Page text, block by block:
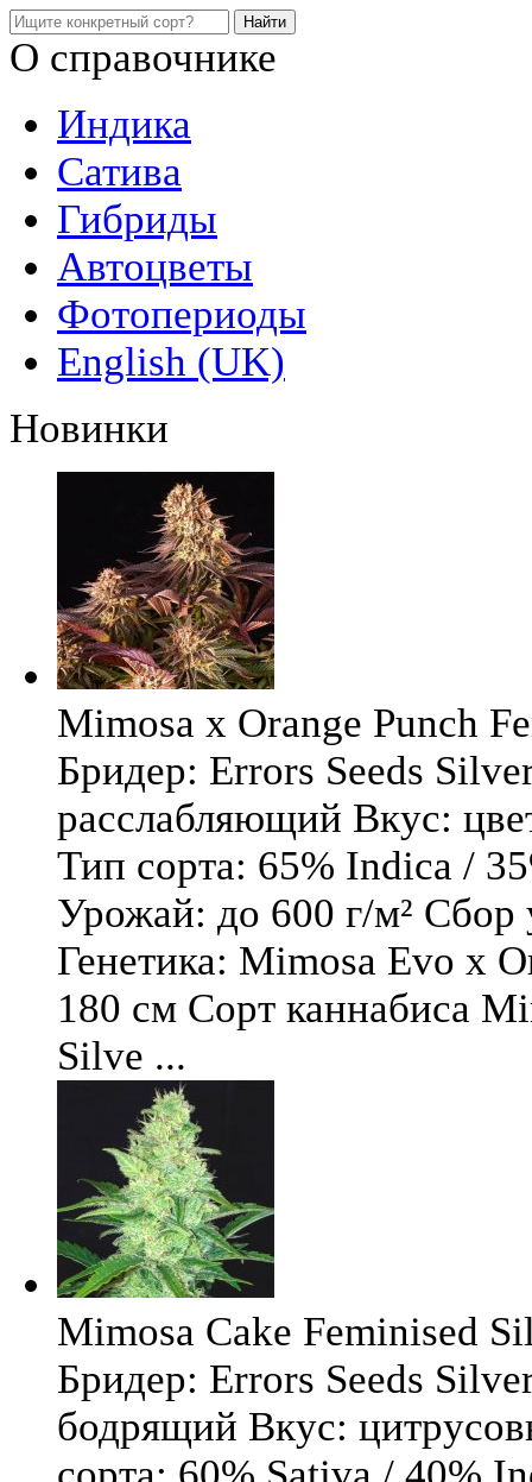
О справочнике
Индика
Сатива
Гибриды
Автоцветы
Фотопериоды
English (UK)
Новинки
Mimosa x Orange Punch
Бридер: Errors Seeds
расслабляющий Вкус:
Тип сорта: 65% Indica /
Урожай: до 600 г/м² Сбор
Генетика: Mimosa Evo x
180 см Сорт каннабиса
Silve ...
Mimosa Cake Feminised
Бридер: Errors Seeds
бодрящий Вкус: